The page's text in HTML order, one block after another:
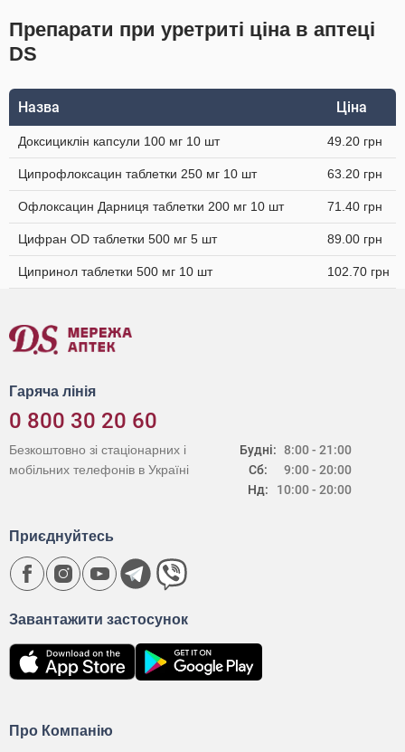
Препарати при уретриті ціна в аптеці
DS
Назва Ціна
Доксициклін капсули 100 мг 10 шт 49.20 грн
Ципрофлоксацин таблетки 250 мг 10 шт 63.20 грн
Офлоксацин Дарниця таблетки 200 мг 10 шт 71.40 грн
Цифран OD таблетки 500 мг 5 шт 89.00 грн
Ципринол таблетки 500 мг 10 шт 102.70 грн
Гаряча лінія
0 800 30 20 60
Будні:
Сб:
Нд:
8:00 - 21:00
9:00 - 20:00
10:00 - 20:00
Безкоштовно зі стаціонарних і
мобільних телефонів в Україні
Про Компанію
Завантажити застосунок
Приєднуйтесь